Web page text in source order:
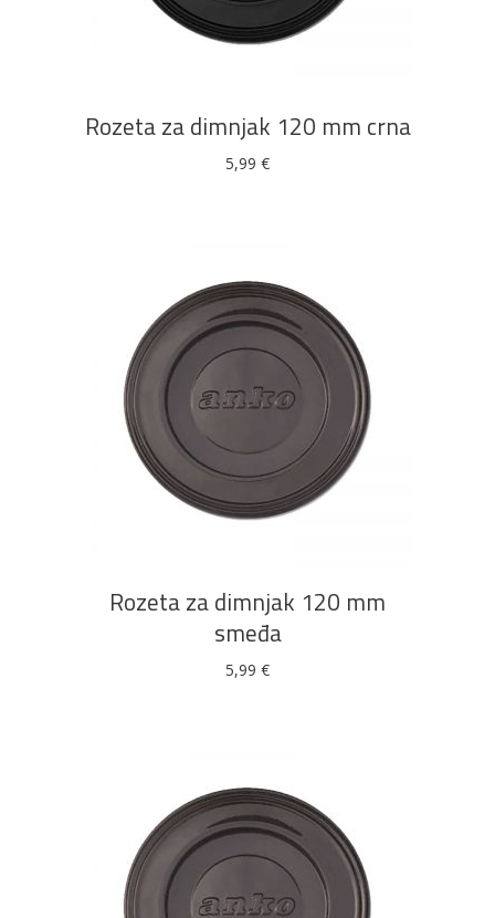
DODAJ U KOŠARICU
Rozeta za dimnjak 120 mm crna
5,99 €
DODAJ U KOŠARICU
Rozeta za dimnjak 120 mm
smeđa
5,99 €